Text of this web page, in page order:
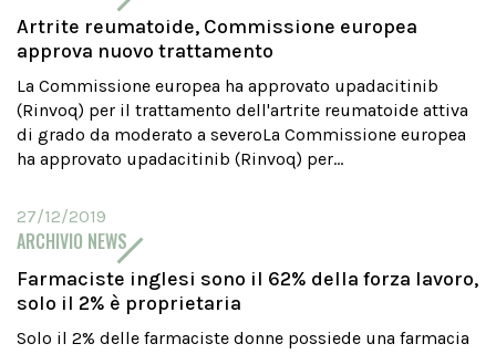
Artrite reumatoide, Commissione europea
approva nuovo trattamento
La Commissione europea ha approvato upadacitinib
(Rinvoq) per il trattamento dell'artrite reumatoide attiva
di grado da moderato a severoLa Commissione europea
ha approvato upadacitinib (Rinvoq) per...
27/12/2019
ARCHIVIO NEWS
Farmaciste inglesi sono il 62% della forza lavoro,
solo il 2% è proprietaria
Solo il 2% delle farmaciste donne possiede una farmacia